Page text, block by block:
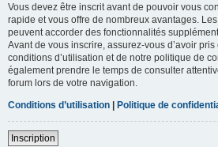
Vous devez être inscrit avant de pouvoir vous
rapide et vous offre de nombreux avantages.
peuvent accorder des fonctionnalités
Avant de vous inscrire, assurez-vous d’avoir
conditions d’utilisation et de notre politique de
également prendre le temps de consulter
forum lors de votre navigation.
Conditions d’utilisation | Politique de
Inscription